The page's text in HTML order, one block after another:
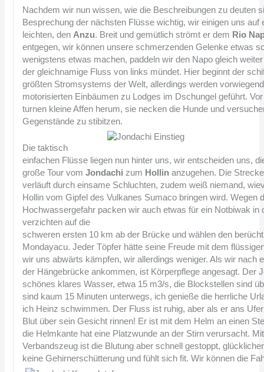
Nachdem wir nun wissen, wie die Beschreibungen zu deuten
Besprechung der nächsten Flüsse wichtig, wir einigen uns auf
leichten, denAnzu. Breit und gemütlich strömt er dem Rio
entgegen, wir können unsere schmerzenden Gelenke etwas
wenigstens etwas machen, paddeln wir den Napo gleich
der gleichnamige Fluss von links mündet. Hier beginnt der
größten Stromsystems der Welt, allerdings werden
motorisierten Einbäumen zu Lodges im Dschungel geführt.
turnen kleine Affen herum, sie necken die Hunde und
Gegenstände zu stibitzen.
Die taktisch
einfachen Flüsse liegen nun hinter uns, wir entscheiden uns,
große Tour vomJondachi zum Hollin anzugehen. Die Strecke
verläuft durch einsame Schluchten, zudem weiß niemand,
Hollin vom Gipfel des Vulkanes Sumaco bringen wird. Wegen
Hochwassergefahr packen wir auch etwas für ein Notbiwak in
verzichten auf die
schweren ersten 10 km ab der Brücke und wählen den
Mondayacu. Jeder Töpfer hätte seine Freude mit dem
wir uns abwärts kämpfen, wir allerdings weniger. Als wir nach
der Hängebrücke ankommen, ist Körperpflege angesagt. Der
schönes klares Wasser, etwa 15 m3/s, die Blockstellen sind
sind kaum 15 Minuten unterwegs, ich genieße die herrliche
ich Heinz schwimmen. Der Fluss ist ruhig, aber als er ans
Blut über sein Gesicht rinnen! Er ist mit dem Helm an einen
die Helmkante hat eine Platzwunde an der Stirn verursacht.
Verbandszeug ist die Blutung aber schnell gestoppt,
keine Gehirnerschütterung und fühlt sich fit.Wir können die